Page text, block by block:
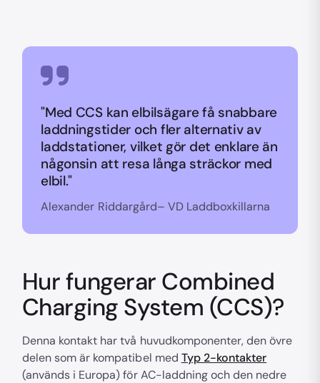
"Med CCS kan elbilsägare få snabbare
laddningstider och fler alternativ av
laddstationer, vilket gör det enklare än
någonsin att resa långa sträckor med
elbil."
Alexander Riddargård– VD Laddboxkillarna
Hur fungerar Combined
Charging System (CCS)?
Denna kontakt har två huvudkomponenter, den övre
delen som är kompatibel med Typ 2-kontakter
(används i Europa) för AC-laddning och den nedre